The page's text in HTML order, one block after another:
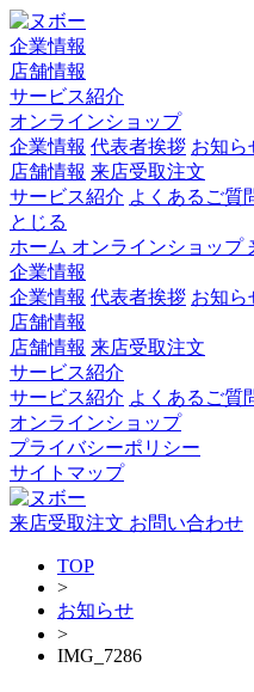
企業情報
店舗情報
サービス紹介
オンラインショップ
企業情報 代表者挨拶 お知ら
店舗情報 来店受取注文
サービス紹介 よくあるご質
とじる
ホーム オンラインショップ
企業情報
企業情報 代表者挨拶 お知ら
店舗情報
店舗情報 来店受取注文
サービス紹介
サービス紹介 よくあるご質
オンラインショップ
プライバシーポリシー
サイトマップ
来店受取注文 お問い合わせ
TOP
>
お知らせ
>
IMG_7286